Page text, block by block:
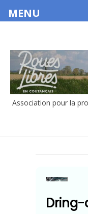
Association pour la
Dring-
MENU